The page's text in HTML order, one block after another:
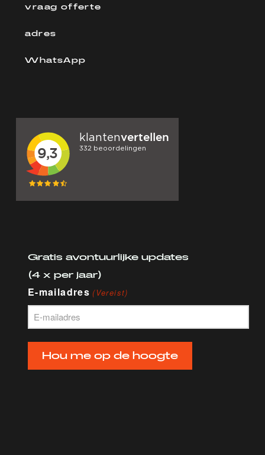
vraag offerte
adres
WhatsApp
Gratis avontuurlijke updates
(4 x per jaar)
E-mailadres (Vereist)
Hou me op de hoogte